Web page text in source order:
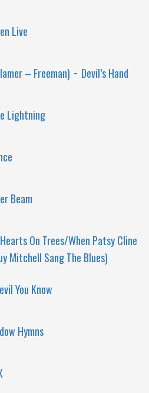
Live
– Freeman) - Devil’s Hand
Lightning
Beam
Hearts On Trees/When Patsy Cline
Mitchell Sang The Blues)
You Know
Hymns